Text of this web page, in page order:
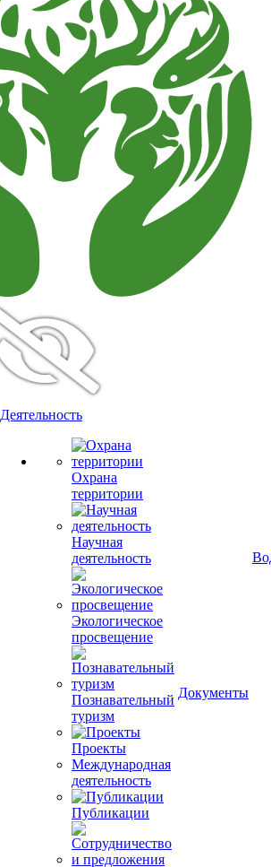
Деятельность
Охрана
территории
Научная
деятельность
Экологическое
просвещение
Познавательный
туризм
Проекты
Международная
деятельность
Публикации
Документы